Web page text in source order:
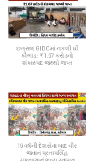
છત્રાલ GIDCમાં નકલી ઘી
કૌભાંડ: ₹1.67 કરોડનો
શંકાસ્પદ જથ્થો જપ્ત
16 વર્ષની દેશસેવા બાદ વીર
જવાન પ્રતાપસિંહ